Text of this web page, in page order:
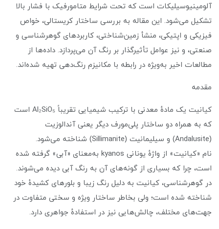
آلومینیوسیلیکات است که تحت شرایط متامورفیک با فشار بالا
تشکیل می‌شود. این مقاله به بررسی ساختار کریستالی، خواص
فیزیکی و اپتیکی، منشأ زمین‌شناختی، کاربردهای گوهرشناسی و
صنعتی، و نیز عوامل تأثیرگذار بر رنگ آن می‌پردازد. داده‌ها از
مطالعات اخیر به‌ویژه در رابطه با مکانیزم رنگ‌دهی تهیه شده‌اند.
مقدمه
کیانیت یک مادهٔ معدنی با ترکیب شیمیایی تقریباً Al₂SiO₅ است
که به همراه دو ساختار پلی‌مورف دیگر یعنی آندالوزیت
(Andalusite) و سیلیمانیت (Sillimanite) شناخته می‌شود.
نام «کیانیت» از واژهٔ یونانی kyanos به‌معنای «آبی» گرفته شده
است، چرا که بسیاری از گونه‌های آن به رنگ آبی دیده می‌شوند.
در گوهرشناسی، کیانیت به دلیل رنگ زیبا و بلورهای کشیدهٔ خود
شناخته شده است؛ ولی بخاطر ساختار ویژه و سختی متفاوت در
جهت‌های مختلف، چالش‌هایی نیز در استفادهٔ جواهری دارد.